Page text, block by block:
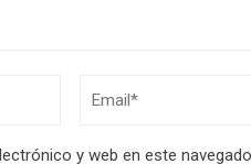
y web en este